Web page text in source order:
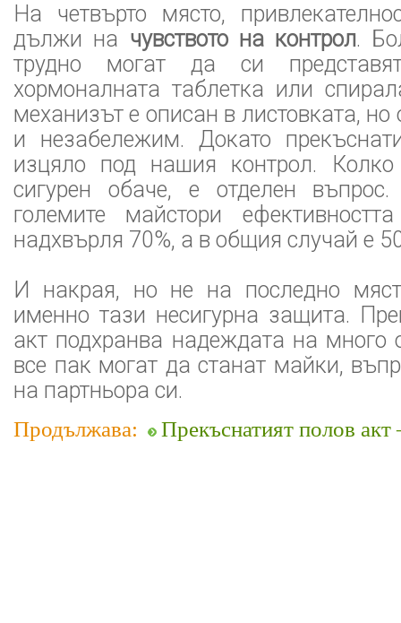
На четвърто място,
дължи на чувството на контрол.
трудно могат да си
хормоналната таблетка или
механизът е описан в листовката, но
и незабележим. Докато
изцяло под нашия контрол.
сигурен обаче, е отделен
големите майстори
надхвърля 70%, а в общия случай е
И накрая, но не на последно
именно тази несигурна защита.
акт подхранва надеждата на много
все пак могат да станат майки,
на партньора си.
Продължава: Прекъснатият полов акт